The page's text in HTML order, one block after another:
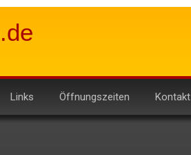
Links Öffnungszeiten Kontakt